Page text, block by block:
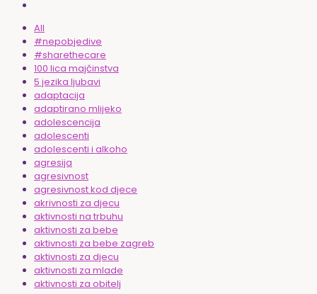
All
#nepobjedive
#sharethecare
100 lica majčinstva
5 jezika ljubavi
adaptacija
adaptirano mlijeko
adolescencija
adolescenti
adolescenti i alkoho
agresija
agresivnost
agresivnost kod djece
akrivnosti za djecu
aktivnosti na trbuhu
aktivnosti za bebe
aktivnosti za bebe zagreb
aktivnosti za djecu
aktivnosti za mlade
aktivnosti za obitelj